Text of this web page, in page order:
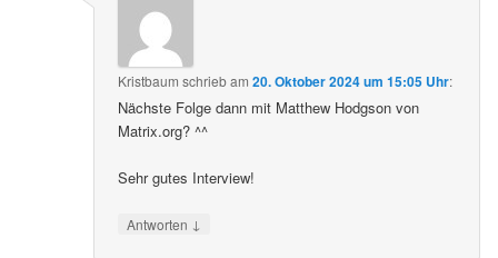
Kristbaum schriebam20. Oktober 2024 um 15:05 Uhr:
Nächste Folge dann mit Matthew Hodgson von
Matrix.org? ^^
Sehr gutes Interview!
Antworten ↓